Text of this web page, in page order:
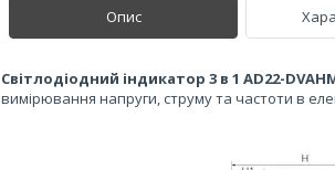
Опис
Світлодіодний індикатор 3 в 1 AD22-
вимірювання напруги, струму та частоти в